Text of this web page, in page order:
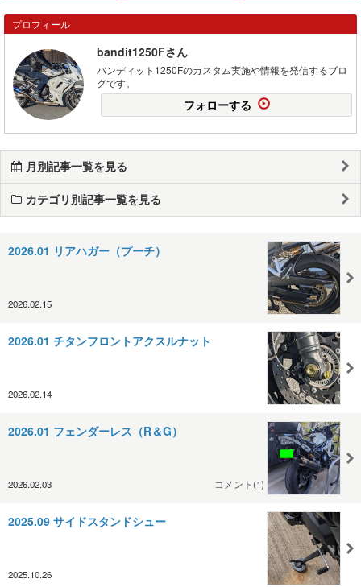
プロフィール
bandit1250Fさん
バンディット1250Fのカスタム実施や情報を発信するブロ
グです。
フォローする
月別記事一覧を見る
カテゴリ別記事一覧を見る
2026.01 リアハガー（プーチ）
2026.02.15
2026.01 チタンフロントアクスルナット
2026.02.14
2026.01 フェンダーレス（R＆G）
2026.02.03 コメント(1)
2025.09 サイドスタンドシュー
2025.10.26